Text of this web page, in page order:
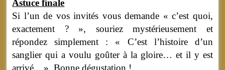
Astuce finale
Si l’un de vos invités vous demande « c’est quoi,
exactement ? », souriez mystérieusement et
répondez simplement : « C’est l’histoire d’un
sanglier qui a voulu goûter à la gloire… et il y est